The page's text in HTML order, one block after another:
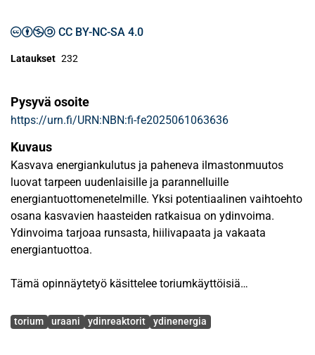
CC BY-NC-SA 4.0
Lataukset 232
Pysyvä osoite
https://urn.fi/URN:NBN:fi-fe2025061063636
Kuvaus
Kasvava energiankulutus ja paheneva ilmastonmuutos
luovat tarpeen uudenlaisille ja parannelluille
energiantuottomenetelmille. Yksi potentiaalinen vaihtoehto
osana kasvavien haasteiden ratkaisua on ydinvoima.
Ydinvoima tarjoaa runsasta, hiilivapaata ja vakaata
energiantuottoa.
Tämä opinnäytetyö käsittelee toriumkäyttöisiä
TMSR on yksi lupaavimmista tulevaisuuden ydinenergian
Avainsanat
torium uraani ydinreaktorit ydinenergia